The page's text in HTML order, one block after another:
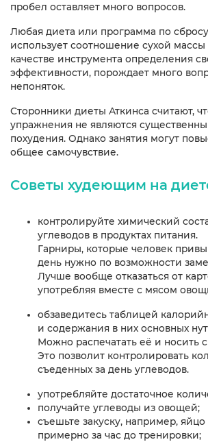
пробел оставляет много вопросов.
Любая диета или программа по сбросу
использует соотношение сухой
качестве инструмента определения
эффективности, порождает много
непоняток.
Сторонники диеты Аткинса считают,
упражнения не являются
похудения. Однако занятия могут
общее самочувствие.
Советы худеющим на
контролируйте химический
углеводов в продуктах питания.
Гарниры, которые человек
день нужно по возможности
Лучше вообще отказаться от
употребляя вместе с мясом
обзаведитесь таблицей
и содержания в них основных
Можно распечатать её и носить
Это позволит контролировать
съеденных за день углеводов.
употребляйте достаточное
получайте углеводы из овощей;
съешьте закуску, например, яйцо
примерно за час до тренировки;